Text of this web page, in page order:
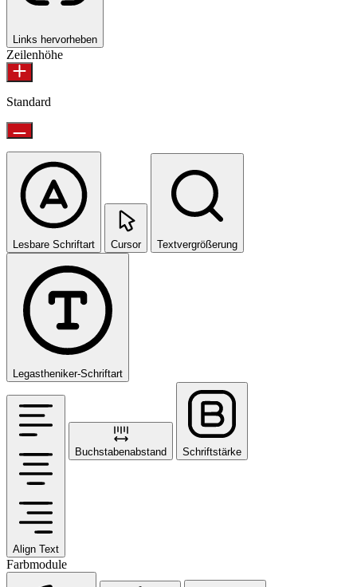
Links hervorheben
Zeilenhöhe
Standard
Lesbare Schriftart Cursor Textvergrößerung
Legastheniker-Schriftart
Align Text
Buchstabenabstand Schriftstärke
Farbmodule